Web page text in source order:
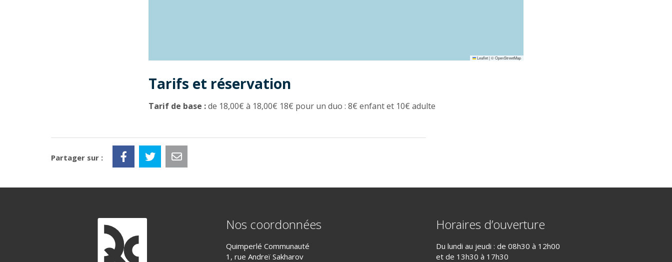
Leaflet|©OpenStreetMap
Tarifs et réservation
Tarif de base :de 18,00€ à 18,00€ 18€ pour un duo : 8€ enfant et 10€ adulte
Partager sur :
Nos coordonnées
Quimperlé Communauté
1, rue Andreï Sakharov
Horaires d’ouverture
Du lundi au jeudi : de 08h30 à 12h00
et de 13h30 à 17h30